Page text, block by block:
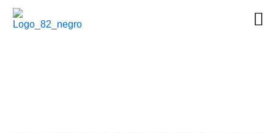
contenido